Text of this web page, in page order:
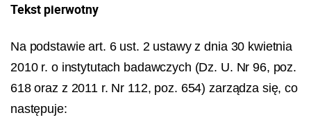
Tekst pierwotny
Na podstawie art. 6 ust. 2 ustawy z dnia 30 kwietnia
2010 r. o instytutach badawczych (Dz. U. Nr 96, poz.
618 oraz z 2011 r. Nr 112, poz. 654) zarządza się, co
następuje: